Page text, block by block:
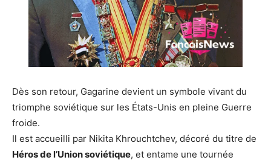
Dès son retour, Gagarine devient un symbole vivant du
triomphe soviétique sur les États-Unis en pleine Guerre
froide.
Il est accueilli par Nikita Khrouchtchev, décoré du titre de
Héros de l’Union soviétique, et entame une tournée